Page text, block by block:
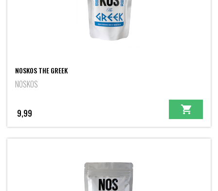
NOSKOS THE GREEK
NOSKOS
9,99